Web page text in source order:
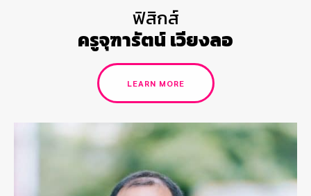
ฟิสิกส์
ครูจุฑารัตน์ เวียงลอ
LEARN MORE